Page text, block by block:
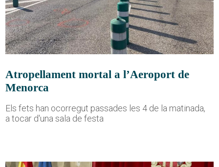
Atropellament mortal a l’Aeroport de
Menorca
Els fets han ocorregut passades les 4 de la matinada,
a tocar d'una sala de festa